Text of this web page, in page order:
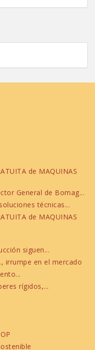
de MAQUINAS
General de Bomag...
técnicas...
de MAQUINAS
siguen...
irrumpe en el mercado
rígidos,...